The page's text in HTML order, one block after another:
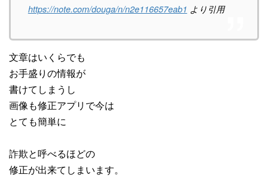
https://note.com/douga/n/n2e116657eab1 より引用
文章はいくらでも
お手盛りの情報が
書けてしまうし
画像も修正アプリで今は
とても簡単に
詐欺と呼べるほどの
修正が出来てしまいます。